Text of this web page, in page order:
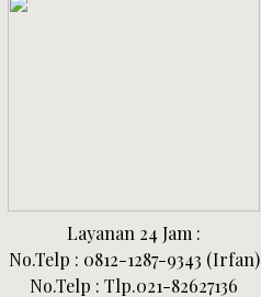
Layanan 24 Jam :
No.Telp : 0812-1287-9343 (Irfan)
No.Telp : Tlp.021-82627136